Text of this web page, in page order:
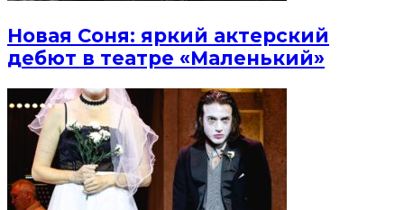
Новая Соня: яркий актерский
дебют в театре «Маленький»